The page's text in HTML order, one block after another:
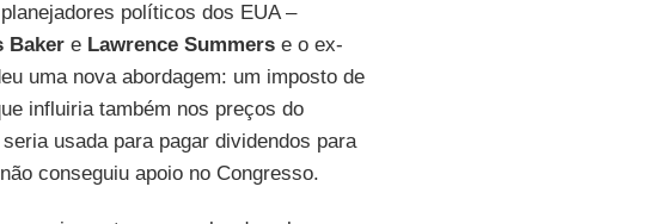
políticos dos EUA –
Bakere Lawrence Summerse o ex-
uma nova abordagem: um imposto de
influiria também nos preços do
usada para pagar dividendos para
conseguiu apoio no Congresso.